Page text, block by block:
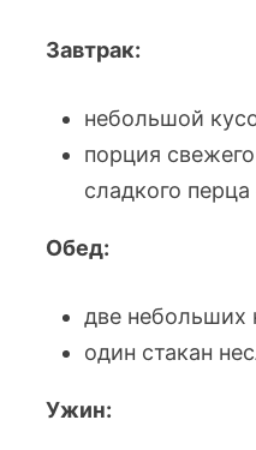
Завтрак:
небольшой
порция
сладкого
Обед:
две небольших
один стакан
Ужин: